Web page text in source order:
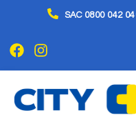
SAC 0800 042